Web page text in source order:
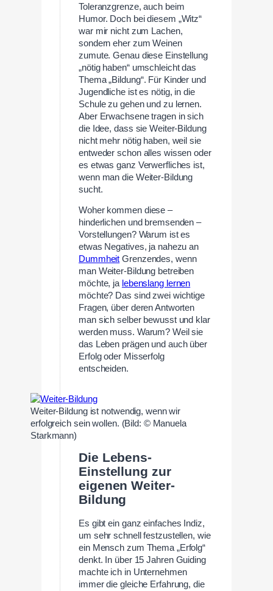
Toleranzgrenze, auch beim
Humor. Doch bei diesem „Witz“
war mir nicht zum Lachen,
sondern eher zum Weinen
zumute. Genau diese Einstellung
„nötig haben“ umschleicht das
Thema „Bildung“. Für Kinder und
Jugendliche ist es nötig, in die
Schule zu gehen und zu lernen.
Aber Erwachsene tragen in sich
die Idee, dass sie Weiter-Bildung
nicht mehr nötig haben, weil sie
entweder schon alles wissen oder
es etwas ganz Verwerfliches ist,
wenn man die Weiter-Bildung
sucht.
Woher kommen diese –
hinderlichen und bremsenden –
Vorstellungen? Warum ist es
etwas Negatives, ja nahezu an
Dummheit Grenzendes, wenn
man Weiter-Bildung betreiben
möchte, ja lebenslang lernen
möchte? Das sind zwei wichtige
Fragen, über deren Antworten
man sich selber bewusst und klar
werden muss. Warum? Weil sie
das Leben prägen und auch über
Erfolg oder Misserfolg
entscheiden.
Weiter-Bildung ist notwendig, wenn wir
erfolgreich sein wollen. (Bild: © Manuela
Starkmann)
Die Lebens-
Einstellung zur
eigenen Weiter-
Bildung
Es gibt ein ganz einfaches Indiz,
um sehr schnell festzustellen, wie
ein Mensch zum Thema „Erfolg“
denkt. In über 15 Jahren Guiding
machte ich in Unternehmen
immer die gleiche Erfahrung, die